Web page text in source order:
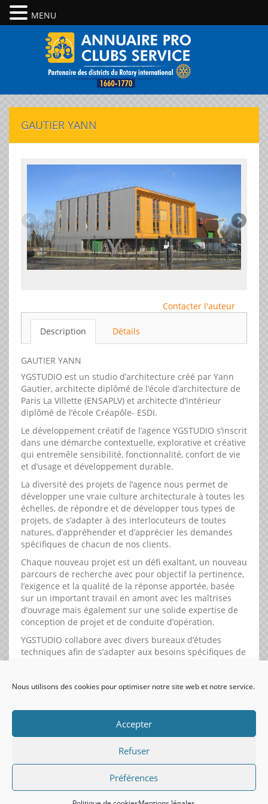
Nous utilisons des cookies pour optimiser notre site web et notre service.
Accepter
Refuser
Préférences
GAUTIER YANN
Contacter l'auteur
Description Détails
GAUTIER YANN
YGSTUDIO est un studio d’architecture créé par Yann
Gautier, architecte diplômé de l’école d’architecture de
Paris La Villette (ENSAPLV) et architecte d’intérieur
diplômé de l’école Créapôle- ESDI.
Le développement créatif de l’agence YGSTUDIO s’inscrit
dans une démarche contextuelle, explorative et créative
qui entremêle sensibilité, fonctionnalité, confort de vie
et d’usage et développement durable.
La diversité des projets de l’agence nous permet de
développer une vraie culture architecturale à toutes les
échelles, de répondre et de développer tous types de
projets, de s’adapter à des interlocuteurs de toutes
natures, d’appréhender et d’apprécier les demandes
spécifiques de chacun de nos clients.
Chaque nouveau projet est un défi exaltant, un nouveau
parcours de recherche avec pour objectif la pertinence,
l’exigence et la qualité de la réponse apportée, basée
sur un important travail en amont avec les maîtrises
d’ouvrage mais également sur une solide expertise de
conception de projet et de conduite d’opération.
YGSTUDIO collabore avec divers bureaux d’études
techniques afin de s’adapter aux besoins spécifiques de
visiteurs uniques:
MENU